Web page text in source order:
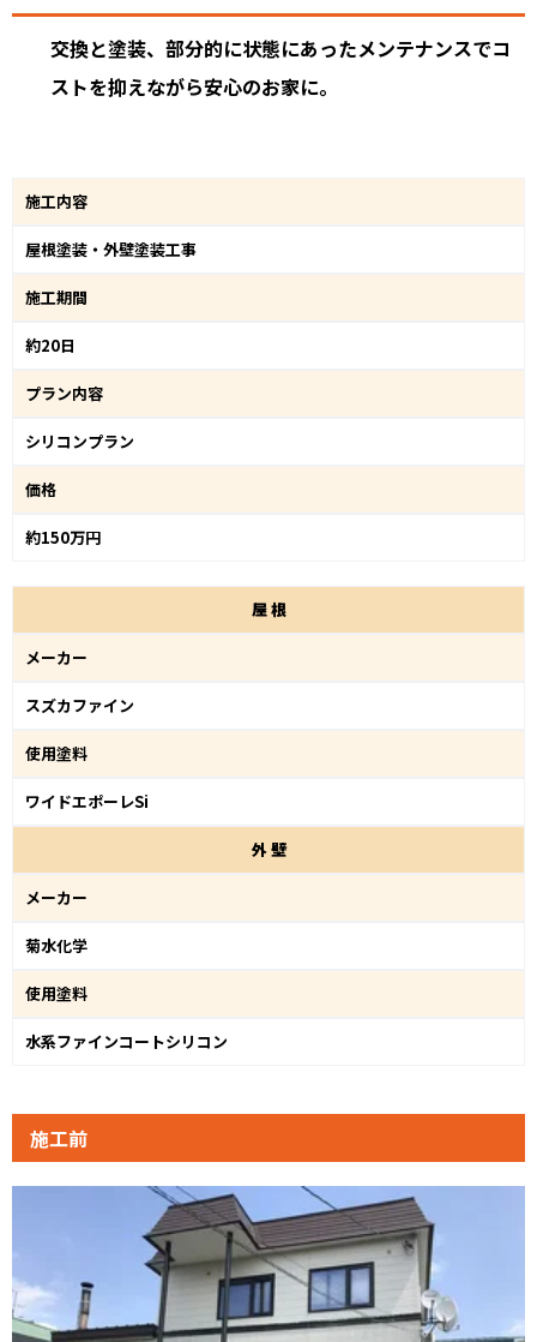
交換と塗装、部分的に状態にあったメンテナンスでコ
ストを抑えながら安心のお家に。
施工内容
屋根塗装・外壁塗装工事
施工期間
約20日
プラン内容
シリコンプラン
価格
約150万円
屋根
メーカー
スズカファイン
使用塗料
ワイドエポーレSi
外壁
メーカー
菊水化学
使用塗料
水系ファインコートシリコン
施工前